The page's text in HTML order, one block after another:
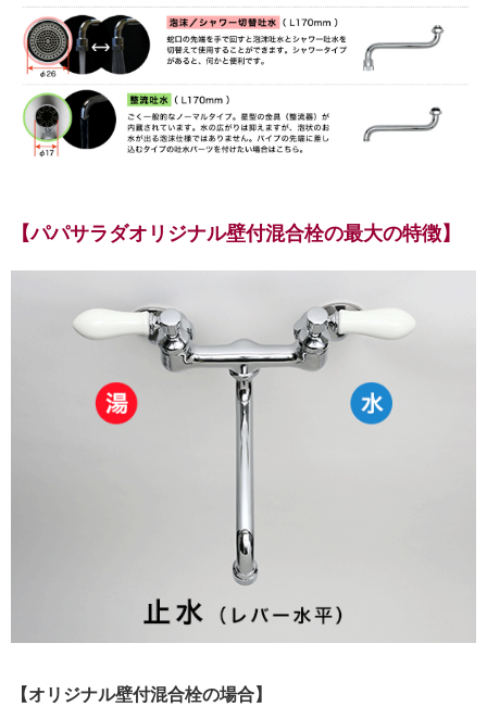
【パパサラダオリジナル壁付混合栓の最大の特徴】
【オリジナル壁付混合栓の場合】